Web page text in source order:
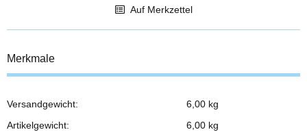
Auf Merkzettel
Merkmale
Produkteigenschaft
Wert
Versandgewicht:
6,00 kg
Artikelgewicht:
6,00 kg